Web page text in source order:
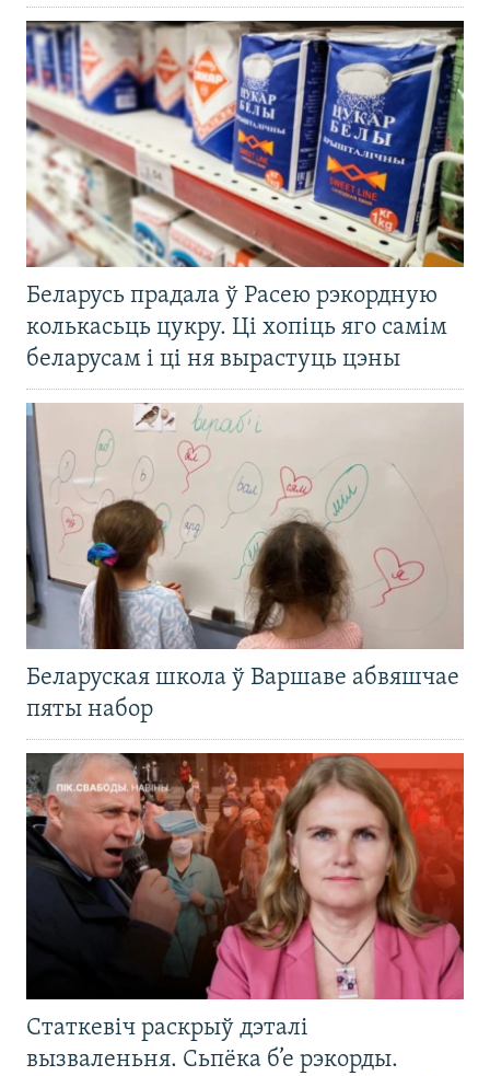
Беларусь прадала ў Расею рэкордную
колькасьць цукру. Ці хопіць яго самім
беларусам і ці ня вырастуць цэны
Беларуская школа ў Варшаве абвяшчае
пяты набор
Статкевіч раскрыў дэталі
вызваленьня. Сьпёка б’е рэкорды.